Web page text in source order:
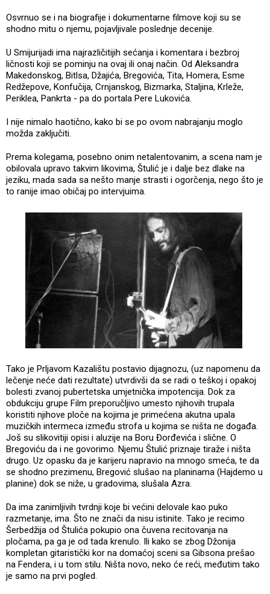
Osvrnuo se i na biografije i dokumentarne filmove koji su se
shodno mitu o njemu, pojavljivale poslednje decenije.
U Smijurijadi ima najrazličitijih sećanja i komentara i bezbroj
ličnosti koji se pominju na ovaj ili onaj način. Od Aleksandra
Makedonskog, Bitlsa, Džajića, Bregovića, Tita, Homera, Esme
Redžepove, Konfučija, Crnjanskog, Bizmarka, Staljina, Krleže,
Periklea, Pankrta - pa do portala Pere Lukovića.
I nije nimalo haotično, kako bi se po ovom nabrajanju moglo
možda zaključiti.
Prema kolegama, posebno onim netalentovanim, a scena nam je
obilovala upravo takvim likovima, Štulić je i dalje bez dlake na
jeziku, mada sada sa nešto manje strasti i ogorčenja, nego što je
to ranije imao običaj po intervjuima.
Tako je Prljavom Kazalištu postavio dijagnozu, (uz napomenu da
lečenje neće dati rezultate) utvrdivši da se radi o teškoj i opakoj
bolesti zvanoj pubertetska umjetnička impotencija. Dok za
obdukciju grupe Film preporučljivo umesto njihovih trupala
koristiti njihove ploče na kojima je primećena akutna upala
muzičkih intermeca između strofa u kojima se ništa ne događa.
Još su slikovitiji opisi i aluzije na Boru Đorđevića i slične. O
Bregoviću da i ne govorimo. Njemu Štulić priznaje tiraže i ništa
drugo. Uz opasku da je karijeru napravio na mnogo smeća, te da
se shodno prezimenu, Bregović slušao na planinama (Hajdemo u
planine) dok se niže, u gradovima, slušala Azra.
Da ima zanimljivih tvrdnji koje bi većini delovale kao puko
razmetanje, ima. Što ne znači da nisu istinite. Tako je recimo
Šerbedžija od Štulića pokupio ona čuvena recitovanja na
pločama, pa ga je od tada krenulo. Ili kako se zbog Džonija
kompletan gitaristički kor na domaćoj sceni sa Gibsona prešao
na Fendera, i u tom stilu. Ništa novo, neko će reći, međutim tako
je samo na prvi pogled.